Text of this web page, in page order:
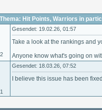
Hit Points, Warriors in
Gesendet: 19.02.26, 01:57
Take a look at the rankings and
Anyone know what's going on
Gesendet: 18.03.26, 07:52
I believe this issue has been fixed